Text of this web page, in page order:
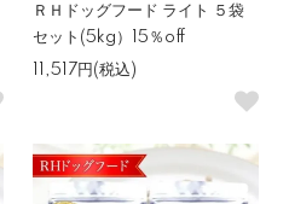
ＲＨドッグフード ライト ５袋
セット(5kg）15％off
11,517円(税込)